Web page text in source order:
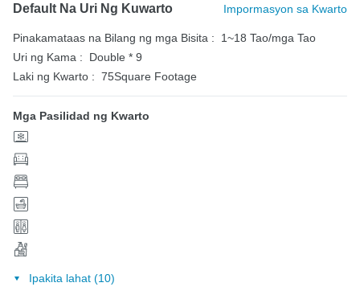
Default Na Uri Ng Kuwarto Impormasyon sa Kwarto
Pinakamataas na Bilang ng mga Bisita :
1~18 Tao/mga Tao
Uri ng Kama :
Double * 9
Laki ng Kwarto : 75Square Footage
Mga Pasilidad ng Kwarto
Ipakita lahat (10)